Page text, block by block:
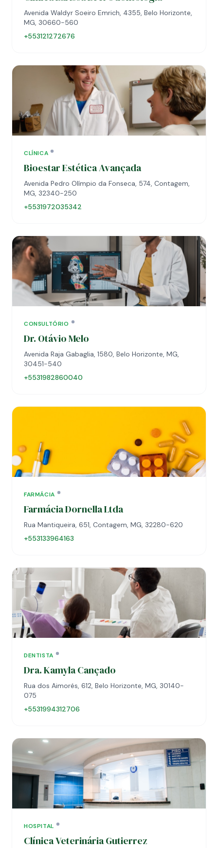
Avenida Waldyr Soeiro Emrich, 4355, Belo Horizonte,
MG, 30660-560
+553121272676
CLÍNICA
Bioestar Estética Avançada
Avenida Pedro Olímpio da Fonseca, 574, Contagem,
MG, 32340-250
+5531972035342
CONSULTÓRIO
Dr. Otávio Melo
Avenida Raja Gabaglia, 1580, Belo Horizonte, MG,
30451-540
+5531982860040
FARMÁCIA
Farmácia Dornella Ltda
Rua Mantiqueira, 651, Contagem, MG, 32280-620
+553133964163
DENTISTA
Dra. Kamyla Cançado
Rua dos Aimorés, 612, Belo Horizonte, MG, 30140-
075
+5531994312706
HOSPITAL
Clínica Veterinária Gutierrez